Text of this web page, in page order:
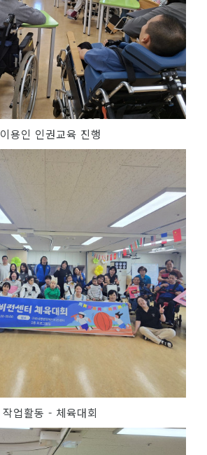
이용인 인권교육 진행
작업활동 - 체육대회